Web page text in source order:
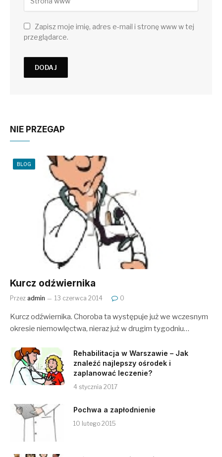
Zapisz moje imię, adres e-mail i stronę www w tej
przeglądarce.
NIE PRZEGAP
BLOG
Kurcz odźwiernika
Przez admin 13 czerwca 2014 0
Kurcz odźwiernika. Choroba ta występuje już we wczesnym
okresie niemowlęctwa, nieraz już w drugim tygodniu…
Rehabilitacja w Warszawie – Jak
znaleźć najlepszy ośrodek i
zaplanować leczenie?
4 stycznia 2017
Pochwa a zapłodnienie
10 lutego 2015